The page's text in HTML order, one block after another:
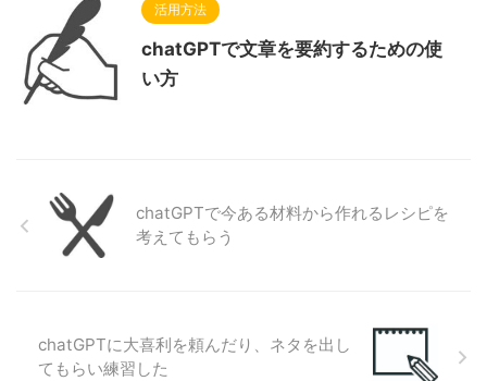
活用方法
chatGPTで文章を要約するための使
い方
chatGPTで今ある材料から作れるレシピを
考えてもらう
chatGPTに大喜利を頼んだり、ネタを出し
てもらい練習した